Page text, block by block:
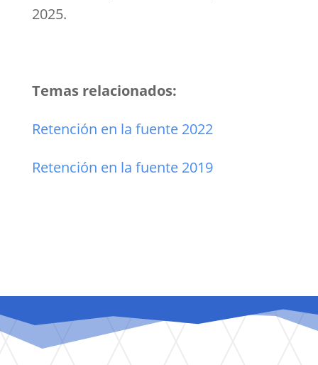
2025.
Temas relacionados:
Retención en la fuente 2022
Retención en la fuente 2019